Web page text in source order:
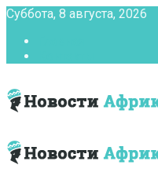
Суббота, 8 августа, 2026